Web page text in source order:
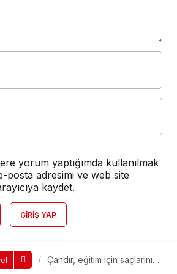
yorum yaptığımda kullanılmak
posta adresimi ve web site
kaydet.
GIRIŞ YAP
Çandır, eğitim için saçlarını